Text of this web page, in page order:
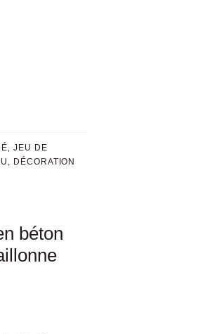
,JEU DE
DÉCORATION
béton